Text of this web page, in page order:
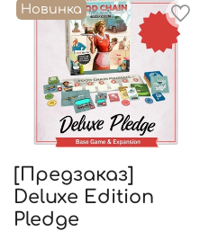
Новинка
[Предзаказ]
Deluxe Edition
Pledge